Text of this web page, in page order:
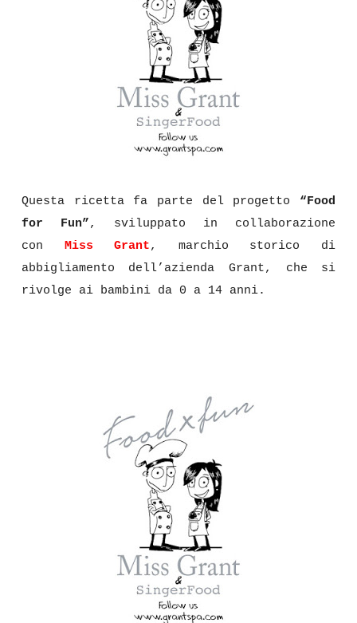
Questa ricetta fa parte del progetto “Food
for Fun”, sviluppato in collaborazione
con Miss Grant, marchio storico di
abbigliamento dell’azienda Grant, che si
rivolge ai bambini da 0 a 14 anni.